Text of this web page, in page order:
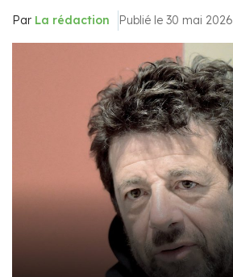
Par La rédaction Publié le 30 mai 2026